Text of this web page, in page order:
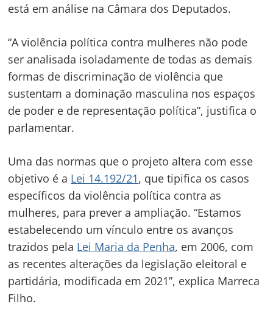
está em análise na Câmara dos Deputados.
“A violência política contra mulheres não pode
ser analisada isoladamente de todas as demais
formas de discriminação de violência que
sustentam a dominação masculina nos espaços
de poder e de representação política”, justifica o
parlamentar.
Uma das normas que o projeto altera com esse
objetivo é a Lei 14.192/21, que tipifica os casos
específicos da violência política contra as
mulheres, para prever a ampliação. “Estamos
estabelecendo um vínculo entre os avanços
trazidos pela Lei Maria da Penha, em 2006, com
as recentes alterações da legislação eleitoral e
partidária, modificada em 2021”, explica Marreca
Filho.